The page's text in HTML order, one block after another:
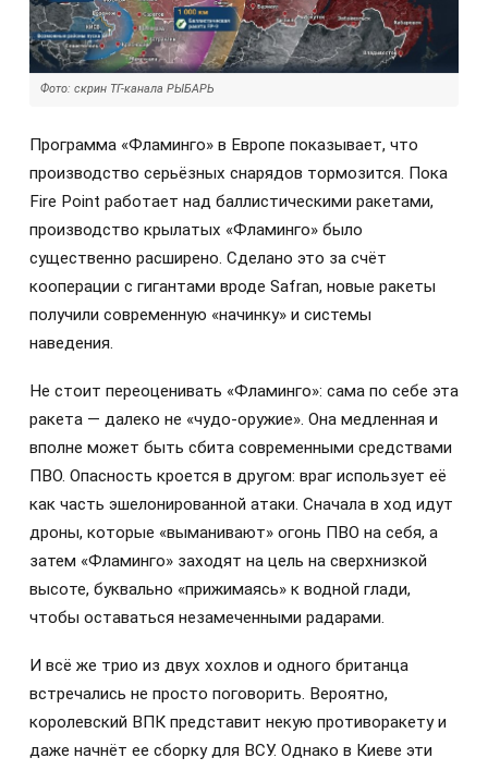
Фото: скрин ТГ-канала РЫБАРЬ
Программа «Фламинго» в Европе показывает, что
производство серьёзных снарядов тормозится. Пока
Fire Point работает над баллистическими ракетами,
производство крылатых «Фламинго» было
существенно расширено. Сделано это за счёт
кооперации с гигантами вроде Safran, новые ракеты
получили современную «начинку» и системы
наведения.
Не стоит переоценивать «Фламинго»: сама по себе эта
ракета — далеко не «чудо-оружие». Она медленная и
вполне может быть сбита современными средствами
ПВО. Опасность кроется в другом: враг использует её
как часть эшелонированной атаки. Сначала в ход идут
дроны, которые «выманивают» огонь ПВО на себя, а
затем «Фламинго» заходят на цель на сверхнизкой
высоте, буквально «прижимаясь» к водной глади,
чтобы оставаться незамеченными радарами.
И всё же трио из двух хохлов и одного британца
встречались не просто поговорить. Вероятно,
королевский ВПК представит некую противоракету и
даже начнёт ее сборку для ВСУ. Однако в Киеве эти